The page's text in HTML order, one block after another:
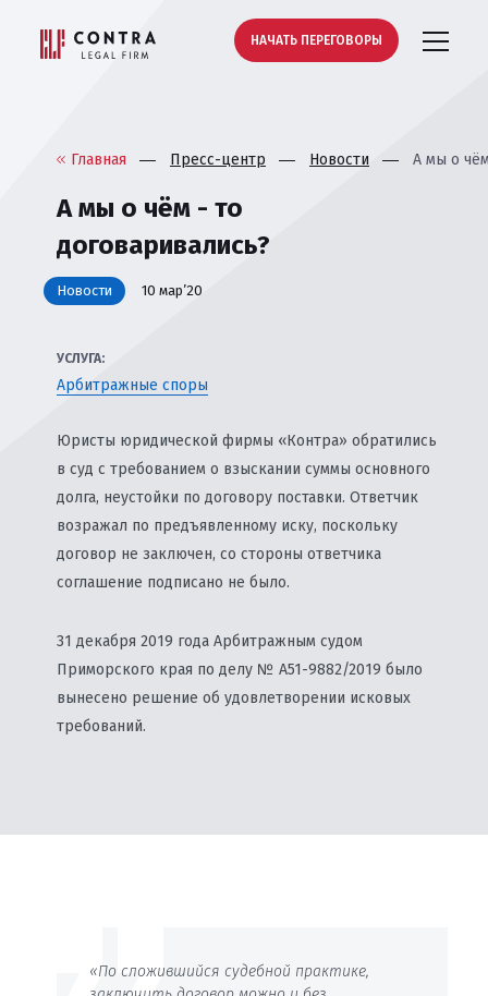
НАЧАТЬ ПЕРЕГОВОРЫ
Главная Пресс-центр Новости А мы о
А мы о чём - то
договаривались?
Новости 10 мар’20
УСЛУГА:
Арбитражные споры
Юристы юридической фирмы «Контра» обратились
в суд с требованием о взыскании суммы основного
долга, неустойки по договору поставки. Ответчик
возражал по предъявленному иску, поскольку
договор не заключен, со стороны ответчика
соглашение подписано не было.
31 декабря 2019 года Арбитражным судом
Приморского края по делу № А51-9882/2019 было
вынесено решение об удовлетворении исковых
требований.
«По сложившийся судебной практике,